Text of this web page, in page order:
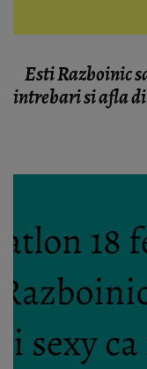
Esti Razboinic
intrebari si afla